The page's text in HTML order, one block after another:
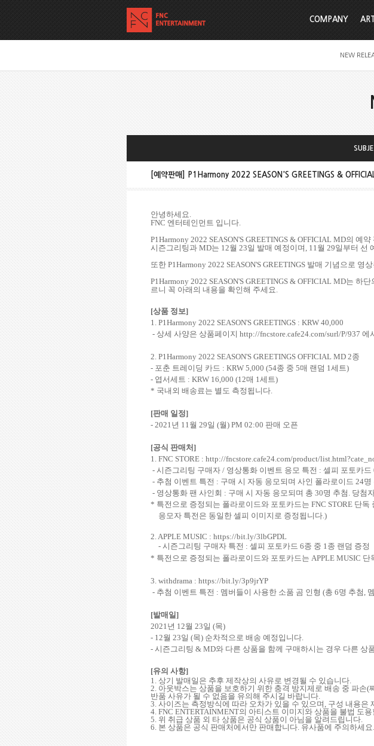
COMPANY
NEW
[예약판매] P1Harmony 2022 SEASON'S GREETINGS &
안녕하세요.
FNC 엔터테인먼트 입니다.
P1Harmony 2022 SEASON'S GREETINGS & OFFICIAL MD의 예약
시즌그리팅과 MD는 12월 23일 발매 예정이며 , 11월 29일부터 선
또한 P1Harmony 2022 SEASON'S GREETINGS 발매 기념으로 영
P1Harmony 2022 SEASON'S GREETINGS & OFFICIAL MD는 하단
르니 꼭 아래의 내용을 확인해 주세요.
[상품 정보]
1. P1Harmony 2022 SEASON'S GREETINGS : KRW 40,000
- 상세 사양은 상품페이지 http://fncstore.cafe24.com/surl/P/937 에
2. P1Harmony 2022 SEASON'S GREETINGS OFFICIAL MD 2종
- 포춘 트레이딩 카드 : KRW 5,000 (54종 중 5매 랜덤 1세트)
- 엽서세트 : KRW 16,000 (12매 1세트)
* 국내외 배송료는 별도 측정됩니다.
[판매 일정]
- 2021년 11월 29일 (월) PM 02:00 판매 오픈
[공식 판매처 ]
1. FNC STORE : http://fncstore.cafe24.com/product/
- 시즌그리팅 구매자 / 영상통화 이벤트 응모 특전 : 셀피 포토카드
- 추첨 이벤트 특전 : 구매 시 자동 응모되며 사인 폴라로이드 24명
- 영상통화 팬 사인회 : 구매 시 자동 응모되며 총 30명 추첨 . 당첨
* 특전으로 증정되는 폴라로이드와 포토카드는 FNC STORE 단독
응모자 특전은 동일한 셀피 이미지로 증정됩니다.)
2.APPLE MUSIC : https://bit.ly/3lbGPDL
-시즌그리팅 구매자 특전 :셀피 포토카드6종 중 1종 랜덤 증정
* 특전으로 증정되는 폴라로이드와 포토카드는 APPLE MUSIC 단
3. withdrama : https://bit.ly/3p9jrYP
- 추첨 이벤트 특전 : 멤버들이 사용한 소품 곰 인형 (총 6명 추첨 ,
[발매일]
2021년 12월 23일 (목)
- 12월 23일 (목) 순차적으로 배송 예정입니다.
- 시즌그리팅 & MD와 다른 상품을 함께 구매하시는 경우 다른 상
[유의 사항]
1. 상기 발매일은 추후 제작상의 사유로 변경될 수 있습니다.
2. 아웃박스는 상품을 보호하기 위한 충격 방지제로 배송 중 파손(
반품 사유가 될 수 없음을 유의해 주시길 바랍니다.
3. 사이즈는 측정방식에 따라 오차가 있을 수 있으며 , 구성 내용은
4. FNC ENTERTAINMENT의 아티스트 이미지와 상품을 불법 도
5. 위 취급 상품 외 타 상품은 공식 상품이 아님을 알려드립니다.
6. 본 상품은 공식 판매처에서만 판매합니다. 유사품에 주의하세요.